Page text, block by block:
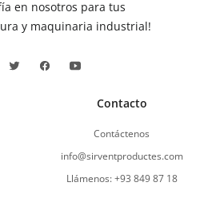
en nosotros para tus
y maquinaria industrial!
Contacto
Contáctenos
info@sirventproductes.com
Llámenos: +93 849 87 18